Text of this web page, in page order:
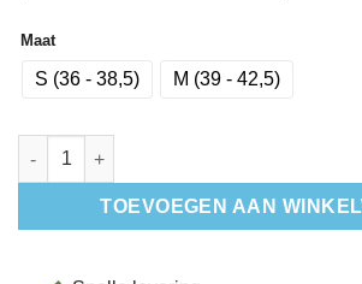
Maat
S (36 - 38,5) M (39 - 42,5)
Antislip Sokken Set Kai - Grijs/Wit - Tavi
TOEVOEGEN AAN